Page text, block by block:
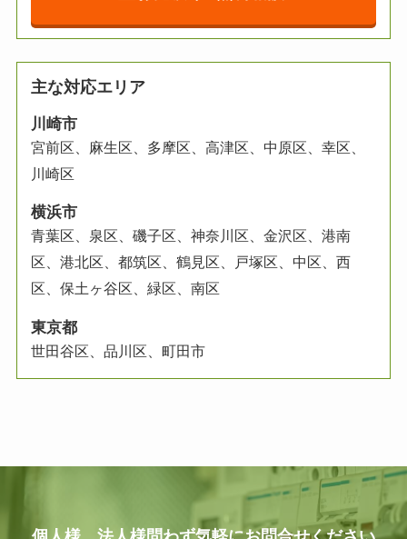
主な対応エリア
川崎市
宮前区、麻生区、多摩区、高津区、中原区、幸区、
川崎区
横浜市
青葉区、泉区、磯子区、神奈川区、金沢区、港南
区、港北区、都筑区、鶴見区、
戸塚区、中区、西
区、保土ヶ谷区、緑区、 南区
東京都
世田谷区、品川区、町田市